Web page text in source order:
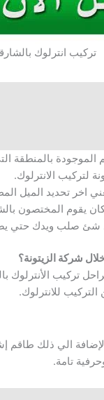
تركيب انترلوك
بالمنطقة
لتركيب الانترلوك.
اخر تحديد الميل
يقوم المختصون
شئ صلب ويدك حتي
شركة الزيتونة؟
تركيب الأنترلوك
للانترلوك.
الي ذلك
تامة.